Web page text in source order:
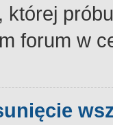
której
forum w